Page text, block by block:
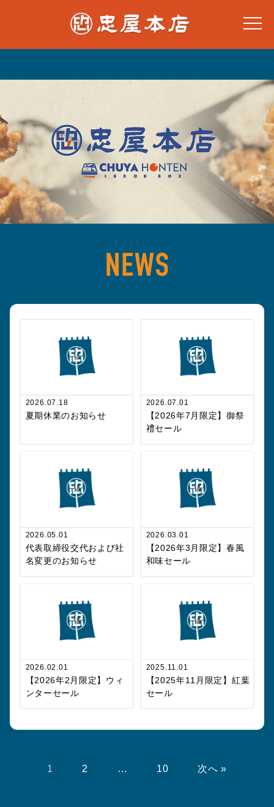
2026.07.18
夏期休業のお知らせ
2026.07.01
【2026年7月限定】御祭
禮セール
2026.05.01
代表取締役交代および社
名変更のお知らせ
2026.03.01
【2026年3月限定】春風
和味セール
2026.02.01
【2026年2月限定】ウィ
ンターセール
2025.11.01
【2025年11月限定】紅葉
セール
1 2 … 10 次へ »